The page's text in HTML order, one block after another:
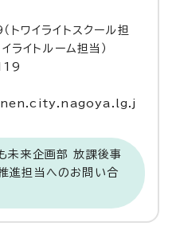
ワイライトスクール担
イトルーム担当）
未来企画部 放課後事
進担当へのお問い合